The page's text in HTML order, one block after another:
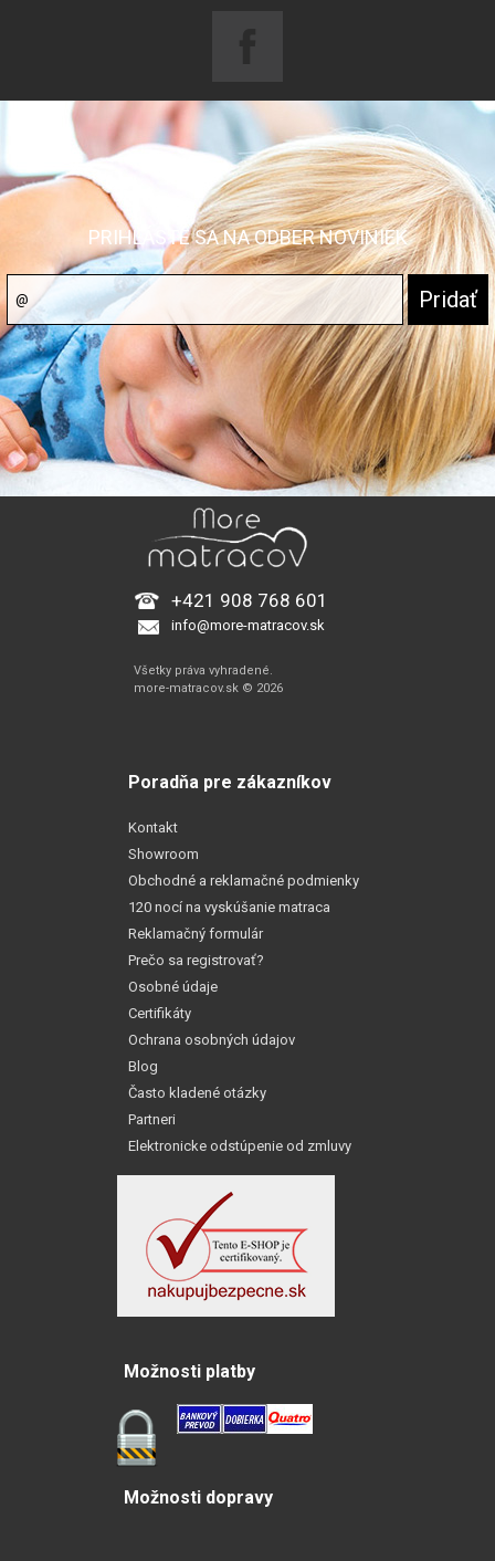
PRIHLÁSTE SA NA ODBER NOVINIEK
+421 908 768 601
info@more-matracov.sk
Všetky práva vyhradené.
more-matracov.sk © 2026
Poradňa pre zákazníkov
Kontakt
Showroom
Obchodné a reklamačné podmienky
120 nocí na vyskúšanie matraca
Reklamačný formulár
Prečo sa registrovať?
Osobné údaje
Certifikáty
Ochrana osobných údajov
Blog
Často kladené otázky
Partneri
Elektronicke odstúpenie od zmluvy
Možnosti platby
Možnosti dopravy